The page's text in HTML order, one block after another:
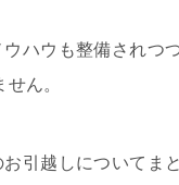
ハウも整備されつ
ん。
引越しについてま